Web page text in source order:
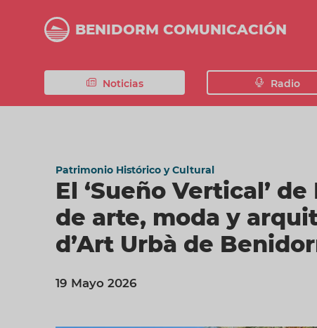
contenido
BENIDORM COMUNICACIÓN
Noticias Radio
Patrimonio Histórico y Cultural
El ‘Sueño Vertical’
de arte, moda y
d’Art Urbà de
19 Mayo 2026